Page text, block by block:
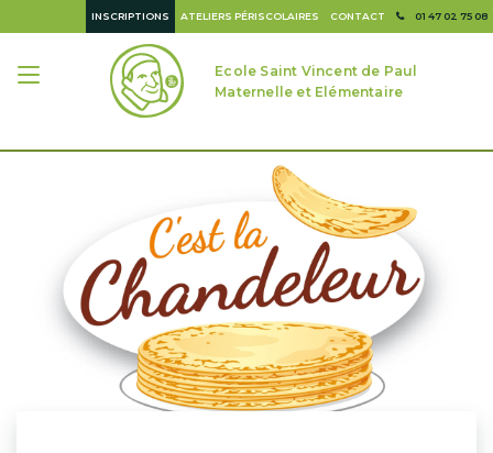
01 47 02 75 08
CONTACT
ATELIERS PÉRISCOLAIRES
INSCRIPTIONS
Ecole Saint Vincent de Paul
Maternelle et Elémentaire